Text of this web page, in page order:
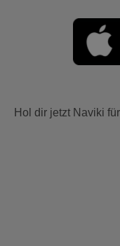
Hol dir jetzt Naviki